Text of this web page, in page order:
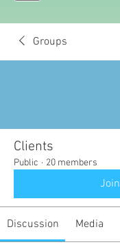
Groups
Clients
Public · 20 members
Join
Discussion Media